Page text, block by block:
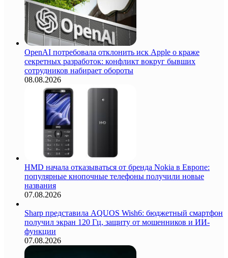
OpenAI потребовала отклонить иск Apple о краже
секретных разработок: конфликт вокруг бывших
сотрудников набирает обороты
08.08.2026
HMD начала отказываться от бренда Nokia в Европе:
популярные кнопочные телефоны получили новые
названия
07.08.2026
Sharp представила AQUOS Wish6: бюджетный смартфон
получил экран 120 Гц, защиту от мошенников и ИИ-
функции
07.08.2026